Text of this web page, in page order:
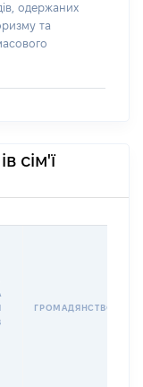
одержаних
та
сім'ї
ГРОМАДЯНСТВО